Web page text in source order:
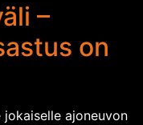
–
on
ajoneuvon